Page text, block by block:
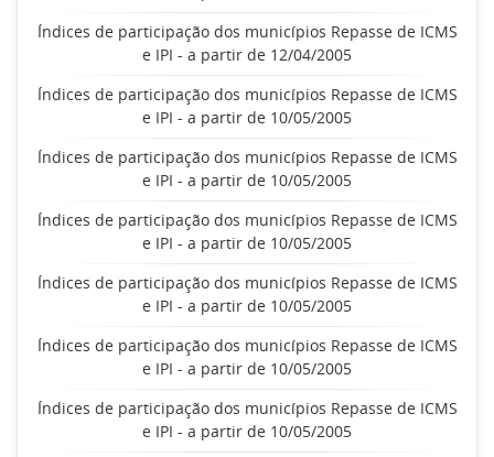
Índices de participação dos municípios Repasse de ICMS
e IPI - a partir de 12/04/2005
Índices de participação dos municípios Repasse de ICMS
e IPI - a partir de 10/05/2005
Índices de participação dos municípios Repasse de ICMS
e IPI - a partir de 10/05/2005
Índices de participação dos municípios Repasse de ICMS
e IPI - a partir de 10/05/2005
Índices de participação dos municípios Repasse de ICMS
e IPI - a partir de 10/05/2005
Índices de participação dos municípios Repasse de ICMS
e IPI - a partir de 10/05/2005
Índices de participação dos municípios Repasse de ICMS
e IPI - a partir de 10/05/2005